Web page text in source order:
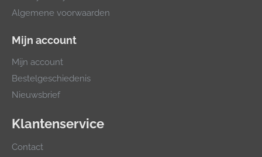
Algemene voorwaarden
Mijn account
Mijn account
Bestelgeschiedenis
Nieuwsbrief
Klantenservice
Contact